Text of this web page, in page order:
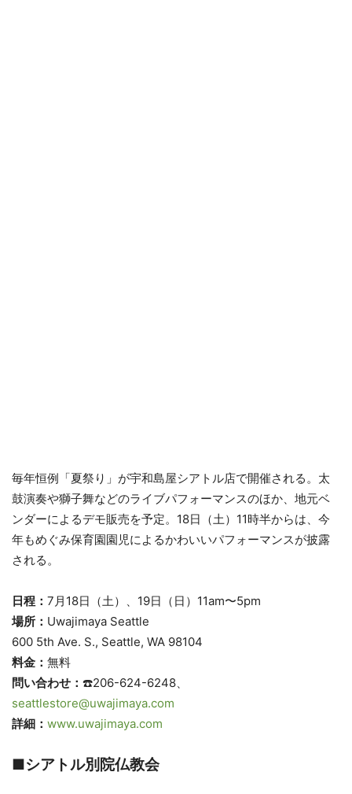
毎年恒例「夏祭り」が宇和島屋シアトル店で開催される。太
鼓演奏や獅子舞などのライブパフォーマンスのほか、地元ベ
ンダーによるデモ販売を予定。18日（土）11時半からは、今
年もめぐみ保育園園児によるかわいいパフォーマンスが披露
される。
日程： 7月18日（土）、19日（日）11am〜5pm
場所： Uwajimaya Seattle
600 5th Ave. S., Seattle, WA 98104
料金： 無料
問い合わせ： ☎️206-624-6248、
seattlestore@uwajimaya.com
詳細： www.uwajimaya.com
■シアトル別院仏教会